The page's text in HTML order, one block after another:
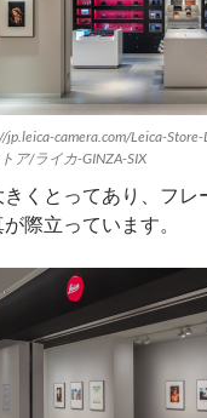
camera.com/Leica-
ア/ライカ-GINZA-SIX
くとってあり、フレ
際立っています。